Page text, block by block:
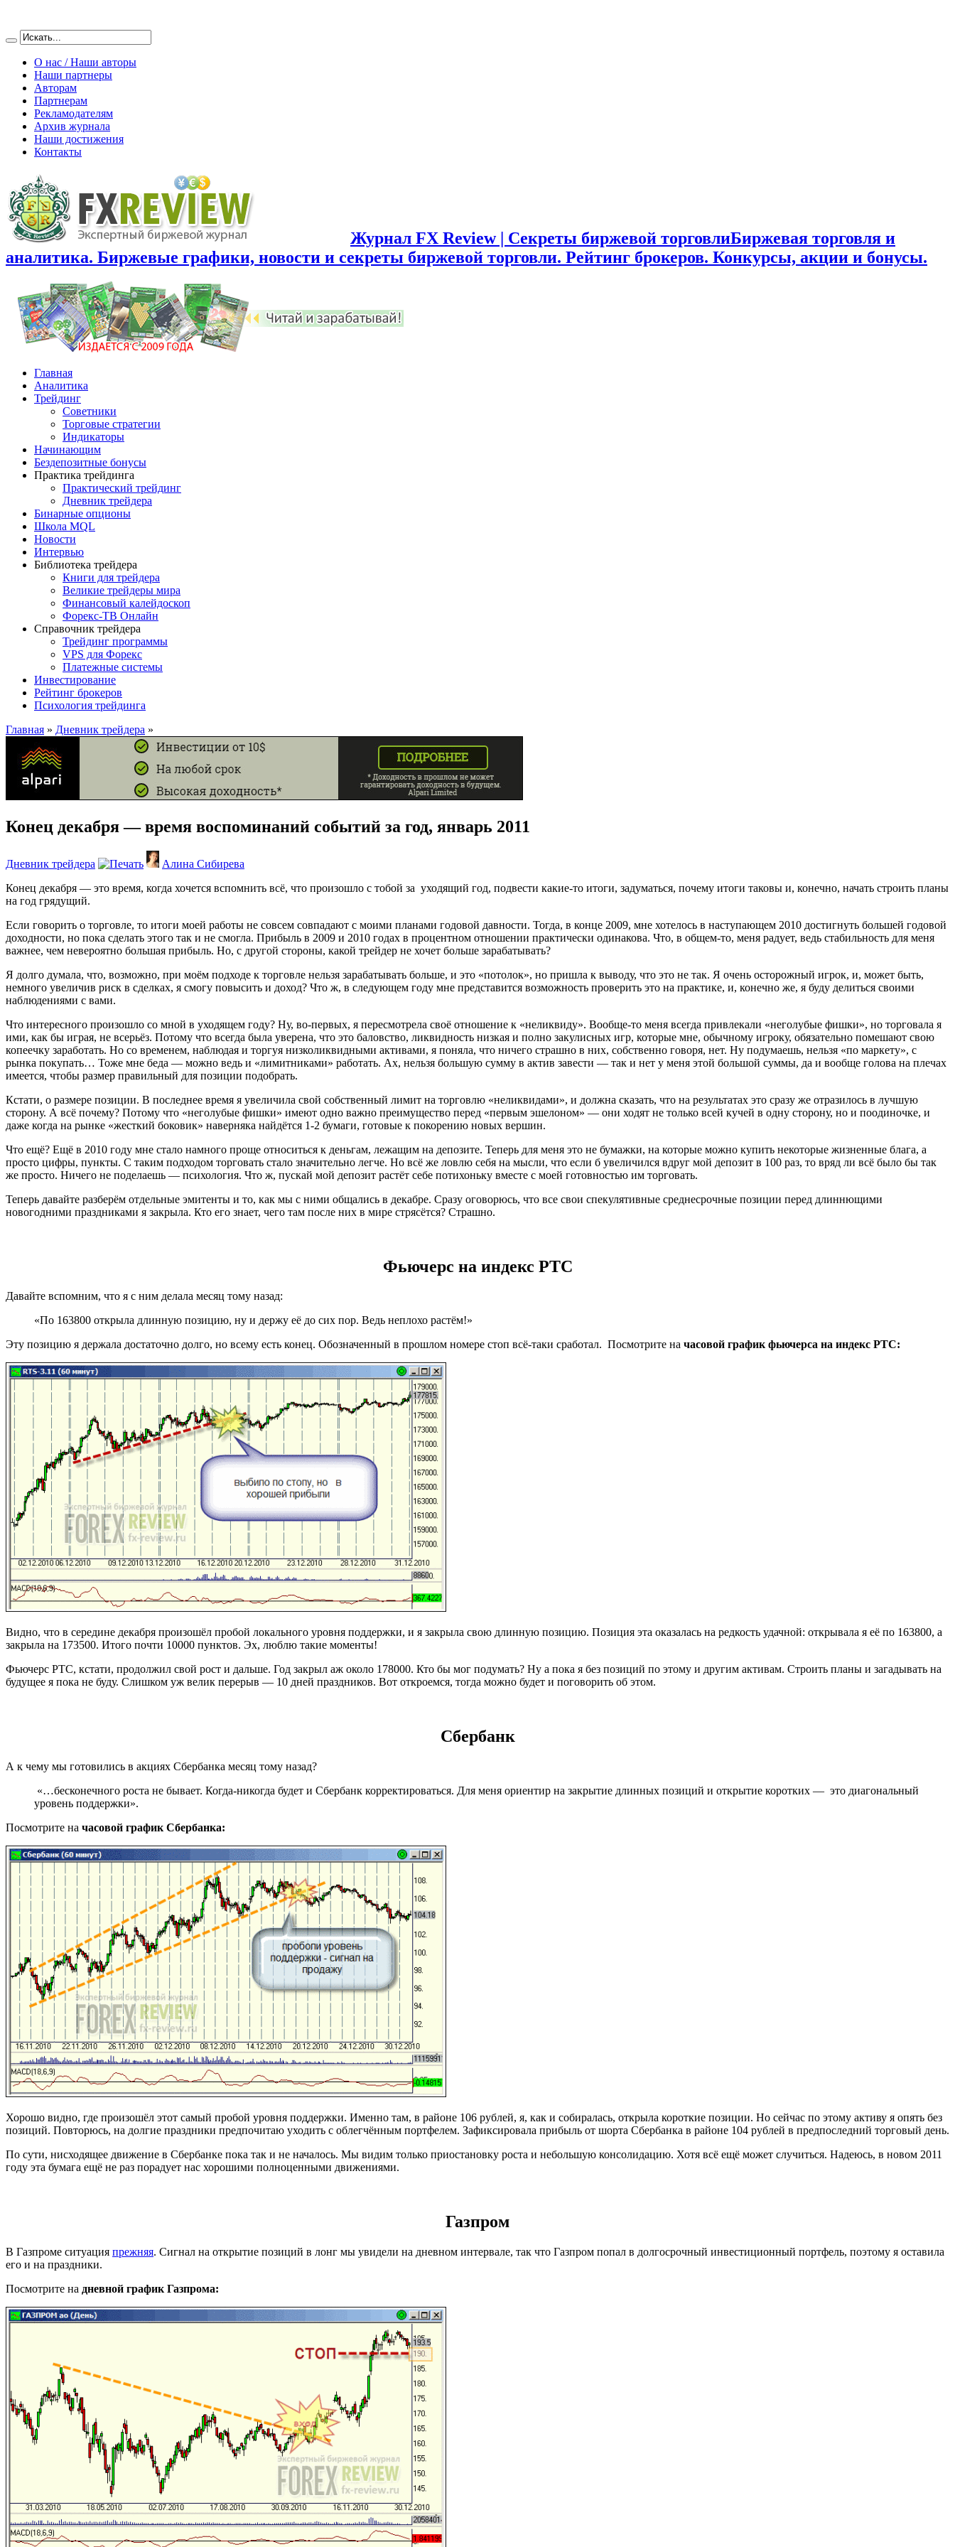
О нас / Наши авторы
Наши партнеры
Авторам
Партнерам
Рекламодателям
Архив журнала
Наши достижения
Контакты
Журнал FX Review | Секреты биржевой торговлиБиржевая торговля и
аналитика. Биржевые графики, новости и секреты биржевой торговли. Рейтинг брокеров. Конкурсы, акции и бонусы.
Главная
Аналитика
Трейдинг
Советники
Торговые стратегии
Индикаторы
Начинающим
Бездепозитные бонусы
Практика трейдинга
Практический трейдинг
Дневник трейдера
Бинарные опционы
Школа MQL
Новости
Интервью
Библиотека трейдера
Книги для трейдера
Великие трейдеры мира
Финансовый калейдоскоп
Форекс-ТВ Онлайн
Справочник трейдера
Трейдинг программы
VPS для Форекс
Платежные системы
Инвестирование
Рейтинг брокеров
Психология трейдинга
Главная » Дневник трейдера »
Конец декабря — время воспоминаний событий за год, январь 2011
Дневник трейдера
Алина Сибирева
Конец декабря — это время, когда хочется вспомнить всё, что произошло с тобой за уходящий год, подвести какие-то итоги, задуматься, почему итоги таковы и, конечно, начать строить планы
на год грядущий.
Если говорить о торговле, то итоги моей работы не совсем совпадают с моими планами годовой давности. Тогда, в конце 2009, мне хотелось в наступающем 2010 достигнуть большей годовой
доходности, но пока сделать этого так и не смогла. Прибыль в 2009 и 2010 годах в процентном отношении практически одинакова. Что, в общем-то, меня радует, ведь стабильность для меня
важнее, чем невероятно большая прибыль. Но, с другой стороны, какой трейдер не хочет больше зарабатывать?
Я долго думала, что, возможно, при моём подходе к торговле нельзя зарабатывать больше, и это «потолок», но пришла к выводу, что это не так. Я очень осторожный игрок, и, может быть,
немного увеличив риск в сделках, я смогу повысить и доход? Что ж, в следующем году мне представится возможность проверить это на практике, и, конечно же, я буду делиться своими
наблюдениями с вами.
Что интересного произошло со мной в уходящем году? Ну, во-первых, я пересмотрела своё отношение к «неликвиду». Вообще-то меня всегда привлекали «неголубые фишки», но торговала я
ими, как бы играя, не всерьёз. Потому что всегда была уверена, что это баловство, ликвидность низкая и полно закулисных игр, которые мне, обычному игроку, обязательно помешают свою
копеечку заработать. Но со временем, наблюдая и торгуя низколиквидными активами, я поняла, что ничего страшно в них, собственно говоря, нет. Ну подумаешь, нельзя «по маркету», с
рынка покупать… Тоже мне беда — можно ведь и «лимитниками» работать. Ах, нельзя большую сумму в актив завести — так и нет у меня этой большой суммы, да и вообще голова на плечах
имеется, чтобы размер правильный для позиции подобрать.
Кстати, о размере позиции. В последнее время я увеличила свой собственный лимит на торговлю «неликвидами», и должна сказать, что на результатах это сразу же отразилось в лучшую
сторону. А всё почему? Потому что «неголубые фишки» имеют одно важно преимущество перед «первым эшелоном» — они ходят не только всей кучей в одну сторону, но и поодиночке, и
даже когда на рынке «жесткий боковик» наверняка найдётся 1-2 бумаги, готовые к покорению новых вершин.
Что ещё? Ещё в 2010 году мне стало намного проще относиться к деньгам, лежащим на депозите. Теперь для меня это не бумажки, на которые можно купить некоторые жизненные блага, а
просто цифры, пункты. С таким подходом торговать стало значительно легче. Но всё же ловлю себя на мысли, что если б увеличился вдруг мой депозит в 100 раз, то вряд ли всё было бы так
же просто. Ничего не поделаешь — психология. Что ж, пускай мой депозит растёт себе потихоньку вместе с моей готовностью им торговать.
Теперь давайте разберём отдельные эмитенты и то, как мы с ними общались в декабре. Сразу оговорюсь, что все свои спекулятивные среднесрочные позиции перед длиннющими
новогодними праздниками я закрыла. Кто его знает, чего там после них в мире стрясётся? Страшно.
Фьючерс на индекс РТС
Давайте вспомним, что я с ним делала месяц тому назад:
«По 163800 открыла длинную позицию, ну и держу её до сих пор. Ведь неплохо растём!»
Эту позицию я держала достаточно долго, но всему есть конец. Обозначенный в прошлом номере стоп всё-таки сработал. Посмотрите на часовой график фьючерса на индекс РТС:
Видно, что в середине декабря произошёл пробой локального уровня поддержки, и я закрыла свою длинную позицию. Позиция эта оказалась на редкость удачной: открывала я её по 163800, а
закрыла на 173500. Итого почти 10000 пунктов. Эх, люблю такие моменты!
Фьючерс РТС, кстати, продолжил свой рост и дальше. Год закрыл аж около 178000. Кто бы мог подумать? Ну а пока я без позиций по этому и другим активам. Строить планы и загадывать на
будущее я пока не буду. Слишком уж велик перерыв — 10 дней праздников. Вот откроемся, тогда можно будет и поговорить об этом.
Сбербанк
А к чему мы готовились в акциях Сбербанка месяц тому назад?
«…бесконечного роста не бывает. Когда-никогда будет и Сбербанк корректироваться. Для меня ориентир на закрытие длинных позиций и открытие коротких — это диагональный
уровень поддержки».
Посмотрите на часовой график Сбербанка:
Хорошо видно, где произошёл этот самый пробой уровня поддержки. Именно там, в районе 106 рублей, я, как и собиралась, открыла короткие позиции. Но сейчас по этому активу я опять без
позиций. Повторюсь, на долгие праздники предпочитаю уходить с облегчённым портфелем. Зафиксировала прибыль от шорта Сбербанка в районе 104 рублей в предпоследний торговый день.
По сути, нисходящее движение в Сбербанке пока так и не началось. Мы видим только приостановку роста и небольшую консолидацию. Хотя всё ещё может случиться. Надеюсь, в новом 2011
году эта бумага ещё не раз порадует нас хорошими полноценными движениями.
Газпром
В Газпроме ситуация прежняя. Сигнал на открытие позиций в лонг мы увидели на дневном интервале, так что Газпром попал в долгосрочный инвестиционный портфель, поэтому я оставила
его и на праздники.
Посмотрите на дневной график Газпрома: